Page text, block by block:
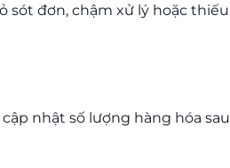
sót đơn, chậm xử lý hoặc thiếu
nhật số lượng hàng hóa sau